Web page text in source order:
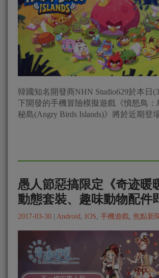
韓國知名開發商NHN Studio629於本日
下開發的手機冒險模擬遊戲《憤怒鳥：
秘島(Angry Birds Islands)》將於近期登
愚人節惡搞限定《奇迹暖
動態套裝、趣味動物配件
2017-03-30 Android, IOS, 手機遊戲, 焦點新